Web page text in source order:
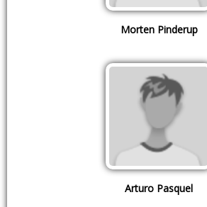
Morten Pinderup
Arturo Pasquel